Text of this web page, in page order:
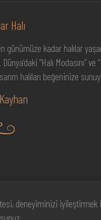
Halı
günümüze kadar halılar
“Halı Modasını”
halıları beğeninize
Kayhanlar Halı Ltd. | Tüm
deneyiminizi iyileştirmek